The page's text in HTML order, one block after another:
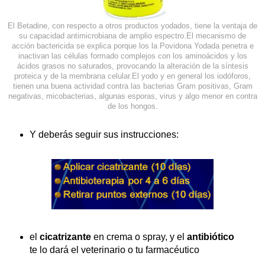
El Betadine, con respecto a otros productos yodados, tiene la ventaja de
su capacidad antimicrobiana de amplio espectro. El mecanismo de
acción bactericida se explica porque los la Povidona Yodada penetra e
inactivan las células formado complejos con los aminoácidos y los
ácidos grasos no saturados, provocando la alteración de la síntesis
proteica y de la membrana celular. El yodo y en general los iodóforos,
tienen una buena actividad contra las bacterias Gram positivas, Gram
negativas, micobacterias, algunas esporas, virus y algo menor en contra
de los hongos.
Y deberás seguir sus instrucciones:
el cicatrizanteen crema o spray, y el antibiótico
te lo dará el veterinario o tu farmacéutico